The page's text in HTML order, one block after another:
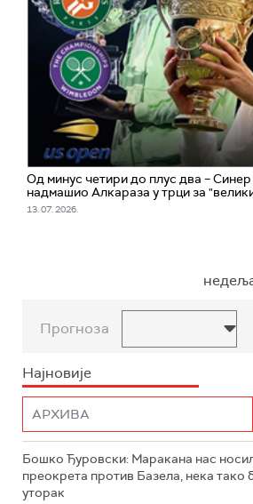
Од минус четири до плус два –
надмашио Алкараза у трци за
13. 07. 2026.
Прогноза
Најновије
Бошко Ђуровски: Маракана нас
преокрета против Базела, нека тако
уторак